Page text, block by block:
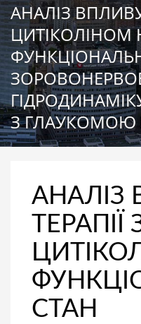
АНАЛІЗ
ЦИТІКОЛІНОМ
З ГЛАУКОМОЮ
АНАЛІЗ
ТЕРАПІЇ
СТАН